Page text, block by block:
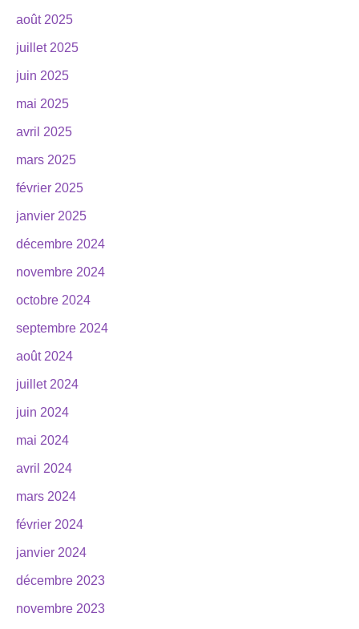
août 2025
juillet 2025
juin 2025
mai 2025
avril 2025
mars 2025
février 2025
janvier 2025
décembre 2024
novembre 2024
octobre 2024
septembre 2024
août 2024
juillet 2024
juin 2024
mai 2024
avril 2024
mars 2024
février 2024
janvier 2024
décembre 2023
novembre 2023